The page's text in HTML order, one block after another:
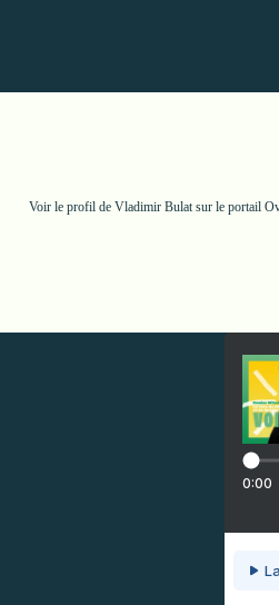
Voir le profil de Vladimir Bulatsur le portail
0:00